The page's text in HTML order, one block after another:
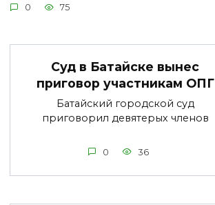
0 75
Суд в Батайске вынес
приговор участникам ОПГ
Батайский городской суд
приговорил девятерых членов
0 36